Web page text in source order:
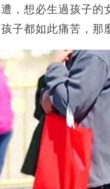
，想必生過孩子的
子都如此痛苦，那